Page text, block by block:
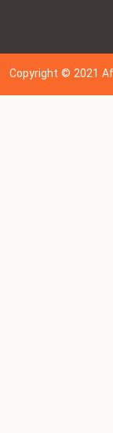
Copyright © 202 1